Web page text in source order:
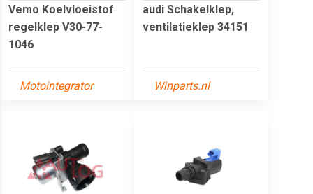
Vemo Koelvloeistof
regelklep V30-77-
1046
Motointegrator
audi Schakelklep,
ventilatieklep 34151
Winparts.nl